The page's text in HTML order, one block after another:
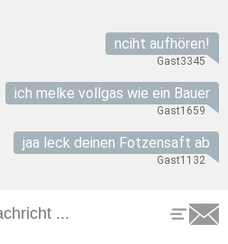
nciht aufhören!
Gast3345
ich melke vollgas wie ein Bauer
Gast1659
jaa leck deinen Fotzensaft ab
Gast1132